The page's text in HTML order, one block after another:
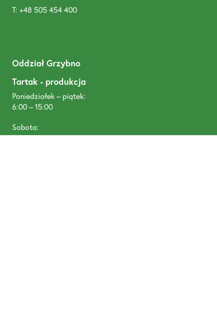
T: +48 505 454 400
Oddział Grzybno
Tartak - produkcja
Poniedziałek – piątek:
6:00 – 15:00
Sobota:
6:00 – 11:00